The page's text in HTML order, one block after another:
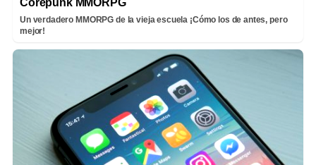
Un verdadero MMORPG de la vieja escuela ¡Cómo los de antes, pero
mejor!